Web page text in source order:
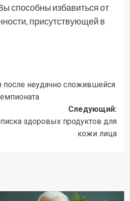
способны избавиться от
присутствующей в
после неудачно сложившейся
Следующий:
здоровых продуктов для
кожи лица